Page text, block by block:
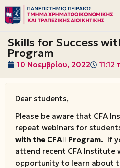
Μεταπηδήστε
στο
περιεχόμενο
Skills for Success
Program
10 Νοεμβρίου, 2022 11:12
Dear students,
Please be aware that CFA
repeat webinars for
with the CFA Program. If
attend recent CFA Institute
opportunity to learn about